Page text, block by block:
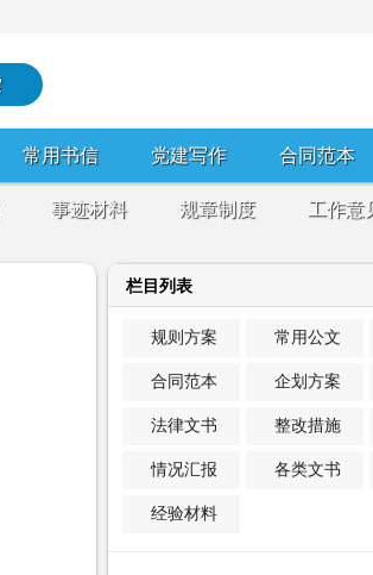
常用书信 党建写作 合同范本
事迹材料 规章制度 工作意
栏目列表
规则方案 常用公文
合同范本 企划方案
法律文书 整改措施
情况汇报 各类文书
经验材料